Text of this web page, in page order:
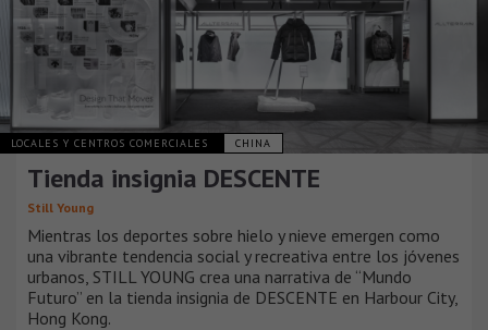
LOCALES Y CENTROS COMERCIALES CHINA
Tienda insignia DESCENTE
Still Young
Mientras los deportes sobre hielo y nieve emergen como
una vibrante tendencia social y recreativa entre los jóvenes
urbanos, STILL YOUNG crea una narrativa de “Mundo
Futuro” en la tienda insignia de DESCENTE en Harbour City,
Hong Kong.